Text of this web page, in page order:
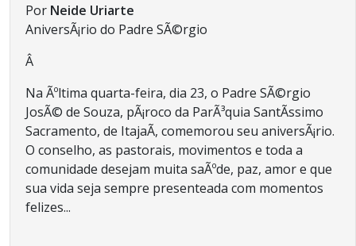
Por Neide Uriarte
AniversÃ¡rio do Padre SÃ©rgio
Â
Na Ãºltima quarta-feira, dia 23, o Padre SÃ©rgio
JosÃ© de Souza, pÃ¡roco da ParÃ³quia SantÃ­ssimo
Sacramento, de ItajaÃ­, comemorou seu aniversÃ¡rio.
O conselho, as pastorais, movimentos e toda a
comunidade desejam muita saÃºde, paz, amor e que
sua vida seja sempre presenteada com momentos
felizes...